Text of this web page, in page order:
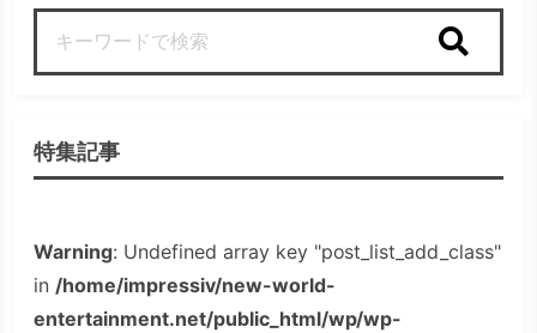
特集記事
Warning: Undefined array key "post_list_add_class"
in /home/impressiv/new-world-
entertainment.net/public_html/wp/wp-